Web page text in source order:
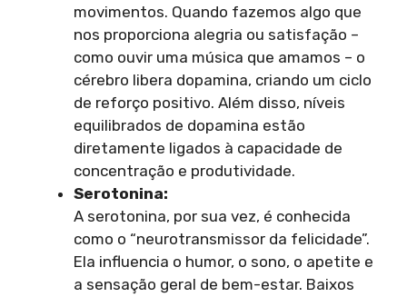
movimentos. Quando fazemos algo que
nos proporciona alegria ou satisfação –
como ouvir uma música que amamos – o
cérebro libera dopamina, criando um ciclo
de reforço positivo. Além disso, níveis
equilibrados de dopamina estão
diretamente ligados à capacidade de
concentração e produtividade.
Serotonina:
A serotonina, por sua vez, é conhecida
como o “neurotransmissor da felicidade”.
Ela influencia o humor, o sono, o apetite e
a sensação geral de bem-estar. Baixos